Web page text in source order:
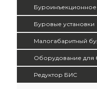
Буровые установки
Малогабаритный
Оборудование для
Редуктор БИС